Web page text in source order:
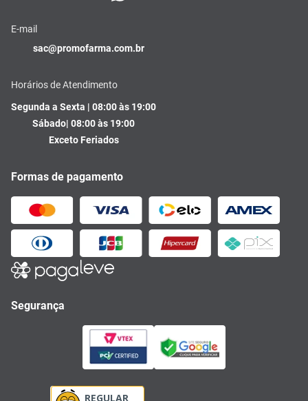
E-mail
sac@promofarma.com.br
Horários de Atendimento
Segunda a Sexta | 08:00 às 19:00
Sábado| 08:00 às 19:00
Exceto Feriados
Formas de pagamento
Segurança